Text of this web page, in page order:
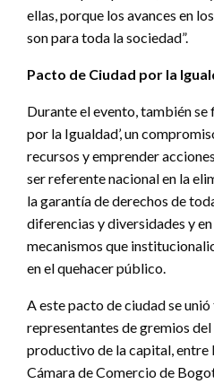
ellas, porque los avances en
son para toda la sociedad”.
Pacto de Ciudad por la
Durante el evento, también se
por la Igualdad’, un
recursos y emprender
ser referente nacional en la
la garantía de derechos de
diferencias y diversidades y
mecanismos que
en el quehacer público.
A este pacto de ciudad se
representantes de gremios
productivo de la capital, entre
Cámara de Comercio de